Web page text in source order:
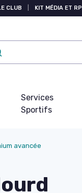
CLUB KIT MÉDIA ET RP
Services
Sportifs
avancée